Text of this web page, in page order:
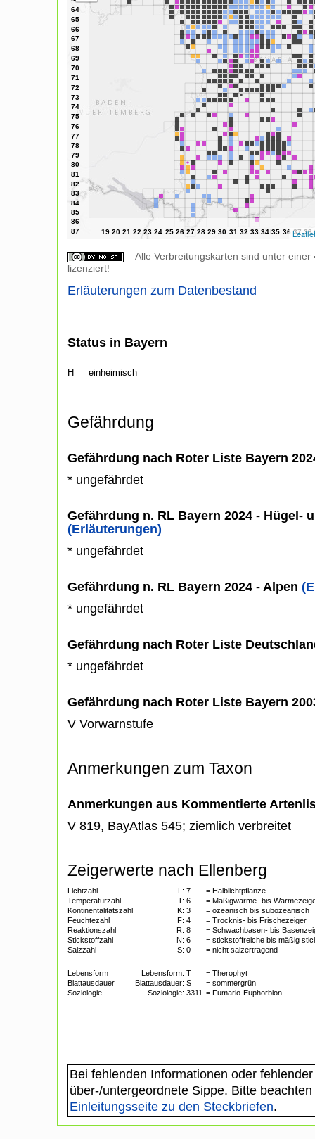
Leaflet
Alle Verbreitungskarten sind unter einer
lizenziert!
Erläuterungen zum Datenbestand
Status in Bayern
H einheimisch
Gefährdung
Gefährdung nach Roter Liste Bayern
* ungefährdet
Gefährdung n. RL Bayern 2024 - Hügel-
(Erläuterungen)
* ungefährdet
Gefährdung n. RL Bayern 2024 - Alpen
* ungefährdet
Gefährdung nach Roter Liste
* ungefährdet
Gefährdung nach Roter Liste Bayern
V Vorwarnstufe
Anmerkungen zum Taxon
Anmerkungen aus Kommentierte
V 819, BayAtlas 545; ziemlich verbreitet
Zeigerwerte nach Ellenberg
Lichtzahl L: 7
= Halblichtpflanze
Temperaturzahl
T: 6
= Mäßigwärme- bis
Kontinentalitätszahl
K: 3
= ozeanisch bis subozeanisch
Feuchtezahl
F: 4
= Trocknis- bis Frischezeiger
Reaktionszahl
R: 8
= Schwachbasen- bis
Stickstoffzahl
N: 6
= stickstoffreiche bis mäßig
Salzzahl
S: 0 = nicht salzertragend
Lebensform Lebensform: T
= Therophyt
Blattausdauer
Blattausdauer: S
= sommergrün
Soziologie
Soziologie: 3311 = Fumario-Euphorbion
Bei fehlenden Informationen oder
über-/untergeordnete Sippe. Bitte
Einleitungsseite zu den Steckbriefen.